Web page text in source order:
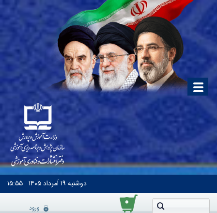
دوشنبه ۱۹ اَمرداد ۱۴۰۵ ۱۵:۵۵
۰
ورود